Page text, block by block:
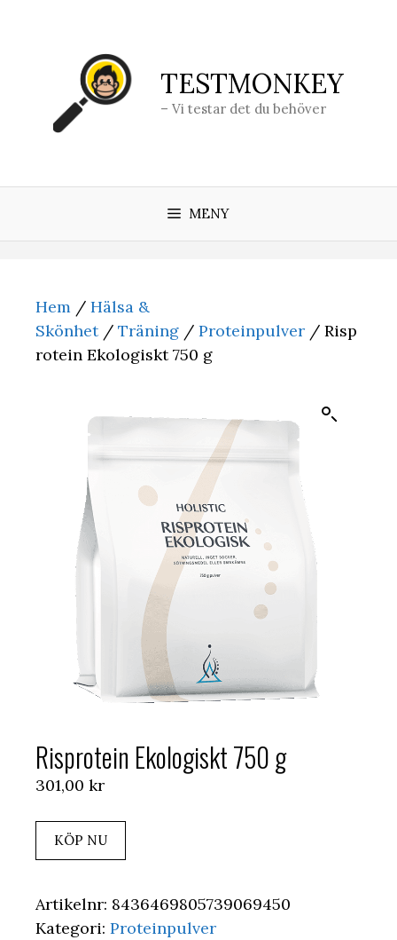
TESTMONKEY
– Vi testar det du behöver
MENY
Hem / Hälsa &
Skönhet/ Träning / Proteinpulver / Risp
rotein Ekologiskt 750 g
Risprotein Ekologiskt 750 g
301,00 kr
KÖP NU
Artikelnr: 8436469805739069450
Kategori: Proteinpulver